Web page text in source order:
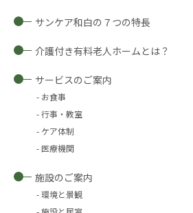
サンケア和白の７つの特長
介護付き有料老人ホームとは？
サービスのご案内
お食事
行事・教室
ケア体制
医療機関
施設のご案内
環境と景観